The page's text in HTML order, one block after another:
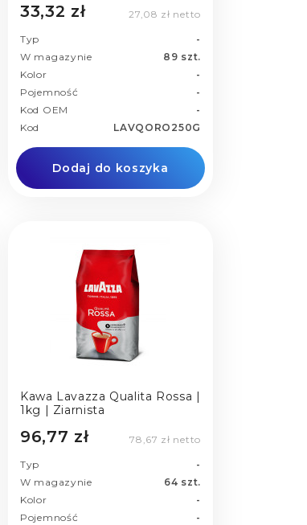
33,32 zł 27,08 zł netto
Typ
-
W magazynie
89 szt.
Kolor
-
Pojemność
-
Kod OEM
-
Kod
LAVQORO250G
Dodaj do koszyka
Kawa Lavazza Qualita Rossa |
1kg | Ziarnista
96,77 zł 78,67 zł netto
Typ
-
W magazynie
64 szt.
Kolor
-
Pojemność
-